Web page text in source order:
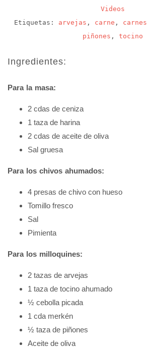
Videos
Etiquetas: arvejas , carne , carnes
piñones , tocino
Ingredientes:
Para la masa:
2 cdas de ceniza
1 taza de harina
2 cdas de aceite de oliva
Sal gruesa
Para los chivos ahumados:
4 presas de chivo con hueso
Tomillo fresco
Sal
Pimienta
Para los milloquines:
2 tazas de arvejas
1 taza de tocino ahumado
½ cebolla picada
1 cda merkén
½ taza de piñones
Aceite de oliva